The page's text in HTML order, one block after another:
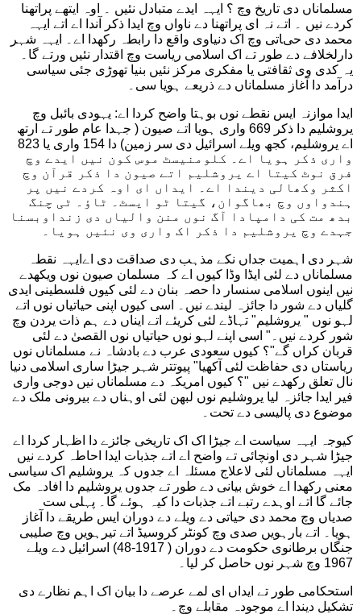
مسلماناں دی تاریخ وچ ؟ ایہہ ایدے متبادل نئیں ۔ اوہ ایتھے پراتھنا
کردے نیں ۔ اتے نہ ای پراتھنا دے ناواں وچ ایدا ذکر آندا اے اتے ایہہ
محمد دی حیاتی وچ اک دنیاوی واقع دا رابطہ رکھدا اے۔ ایہہ شہر
دارلخلافے دے طور تے اک اسلامی ریاست وچ اقتدار نئیں ورتے گا۔
یہ کدی وی ثقافتی یا مفکری مرکز نئیں بنیا تھوڑی جئی سیاسی
درآمد دا آغاز مسلماناں دے ذریعے ہویا سی۔
ایدا موازنہ ایس نقطے نوں بوہتا واضح کردا اے: یہودی بائبل وچ
یروشلیم دا ذکر 669 واری ہویا اتے صیون ( جہدا عام طور تے ارتھ
اے یروشلیم، کجھ ویلے اسرائیل دی سر زمین) دا 154 واری یا 823
واری ذکر ہویا اے۔ کلومنیسٹ موس کون نیں ایدے وچ
فرق نوٹ کیتا اے یروشلیم اتے صیون دا ذکر قرآن وچ
اکثر وکھالی دیندا اے۔ ایداں ای اوہ کردے نیں پر
ہندواوں وچ بھاگوان، گیتا ٹو ایسٹ۔ ٹاؤ۔ ٹی چنگ
بدھ مت کی دامپادا آگ نوں منن والیاں دی زنداوبسنا
جہدے وچ یروشلیم دا ذکر اک واری وی نئیں ہویا۔
شہر دی اہمیت جداں نکے مذہب دی صداقت دی اےایہہ نقطہ
مسلماناں دے لئی ایڈا وڈا کیوں اے کہ مسلمان صیون نوں ویکھدے
نیں اینوں اسلامی سنسار دا حصہ بنان دے لئی کیوں فلسطینی ایدی
گلیاں دے شور دا جائزہ لیندے نیں۔ اسی کیوں اپنی حیاتیاں نوں اتے
لہو نوں " یروشلیم" تہاڈے لئی کریئے اتے ایناں دے ہم ذات یردن وچ
شور کردے نیں۔" اسی اپنے لہو نوں حیاتیاں نوں القصیٰ دے لئی
قربان کراں گے"؟ کیوں سعودی عرب دے بادشاہ نے مسلماناں نوں
ریاستاں دی حفاظت لئی آکھیا" پیوتتر شہر جیڑا ساری اسلامی دنیا
نال تعلق رکھدے نیں "؟ کیوں امریکہ دے مسلماناں نیں دوجی واری
فیر ایدا جائزہ لیا یروشلیم نوں لبھن لئی اوہناں دے بیرونی ملک دے
موضوع دی پالیسی دے تحت۔
کیوجہ ایہہ سیاست اے جیڑا اک اک تاریخی جائزے دا اظہار کردا اے
جیڑا شہر دی اونچائی تے واضح اے اتے جذبات ایدا احاطہ کردے نیں
ایہہ مسلماناں لئی لاعلاج مسئلہ اے جدوں کہ یروشلیم اک سیاسی
معنی رکھدا اے خوش بیانی دے طور تے جدوں یروشلیم دا افادہ مک
جائے گا اتے اوہدے رتبے اتے جذبات دا کیہ ہوئے گا۔ پہلی ست
صدیاں وچ محمد دی حیاتی دے ویلے دے دوران ایس طریقے دا آغاز
ہویا۔ اتے بارہویں صدی وچ کونٹر کروسیڈ اتے تیرہویں وچ صلیبی
جنگاں برطانوی حکومت دے دوران ( 1917-48) اسرائیل دے ویلے
1967 وچ شہر نوں حاصل کر لیا۔
استحکامی طور تے ایداں ای لمے عرصے دا بیان اک اہم نظارے دی
تشکیل دیندا اے موجودہ مقابلے وچ۔